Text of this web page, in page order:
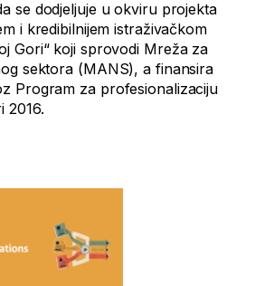
se dodjeljuje u okviru projekta
i kredibilnijem istraživačkom
Gori“ koji sprovodi Mreža za
sektora (MANS), a finansira
Program za profesionalizaciju
2016.